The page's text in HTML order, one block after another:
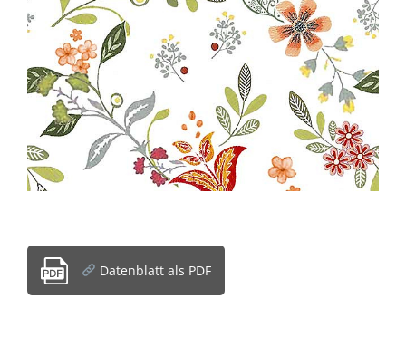
Datenblatt als PDF